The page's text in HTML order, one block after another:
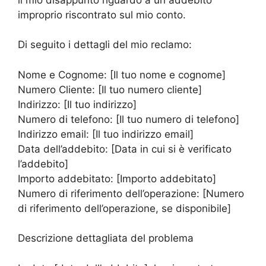
improprio riscontrato sul mio conto.
Di seguito i dettagli del mio reclamo:
Nome e Cognome: [Il tuo nome e cognome]
Numero Cliente: [Il tuo numero cliente]
Indirizzo: [Il tuo indirizzo]
Numero di telefono: [Il tuo numero di telefono]
Indirizzo email: [Il tuo indirizzo email]
Data dell’addebito: [Data in cui si è verificato
l’addebito]
Importo addebitato: [Importo addebitato]
Numero di riferimento dell’operazione: [Numero
di riferimento dell’operazione, se disponibile]
Descrizione dettagliata del problema